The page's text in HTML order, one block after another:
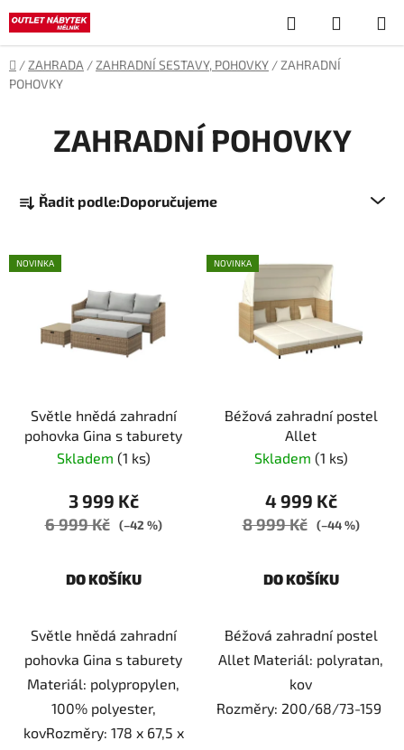
Přejít
na
obsah
Hledat
KOŠÍK
Domů
/ ZAHRADA / ZAHRADNÍ SESTAVY, POHOVKY / ZAHRADNÍ
POHOVKY
ZAHRADNÍ POHOVKY
a
e
Řadit podle:Doporučujeme
V
ý
NOVINKA
Světle hnědá zahradní
pohovka Gina s taburety
Skladem (1 ks)
3 999 Kč
6 999 Kč (–42 %)
DO KOŠÍKU
Světle hnědá zahradní
pohovka Gina s taburety
Materiál: polypropylen,
100% polyester,
kovRozměry: 178 x 67,5 x
NOVINKA
Béžová zahradní postel
Allet
Skladem (1 ks)
4 999 Kč
8 999 Kč (–44 %)
DO KOŠÍKU
Béžová zahradní postel
Allet Materiál: polyratan,
kov
Rozměry: 200/68/73-159